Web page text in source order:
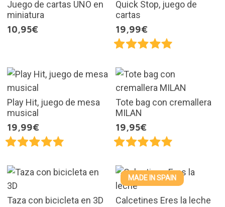
Juego de cartas UNO en
miniatura
10,95€
Quick Stop, juego de
cartas
19,99€
Play Hit, juego de mesa
musical
19,99€
Tote bag con cremallera
MILAN
19,95€
Taza con bicicleta en 3D
MADE IN SPAIN
Calcetines Eres la leche